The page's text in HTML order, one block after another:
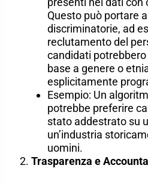
Questo può portare
discriminatorie, ad
reclutamento del
candidati
base a genere o
esplicitamente
Esempio: Un
potrebbe preferire
stato addestrato su
un’industria
uomini.
Trasparenza e